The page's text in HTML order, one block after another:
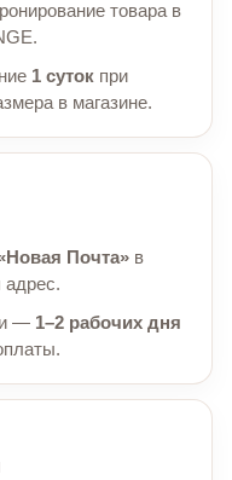
товара в
1 суток при
в магазине.
Почта» в
адрес.
— 1–2 рабочих дня